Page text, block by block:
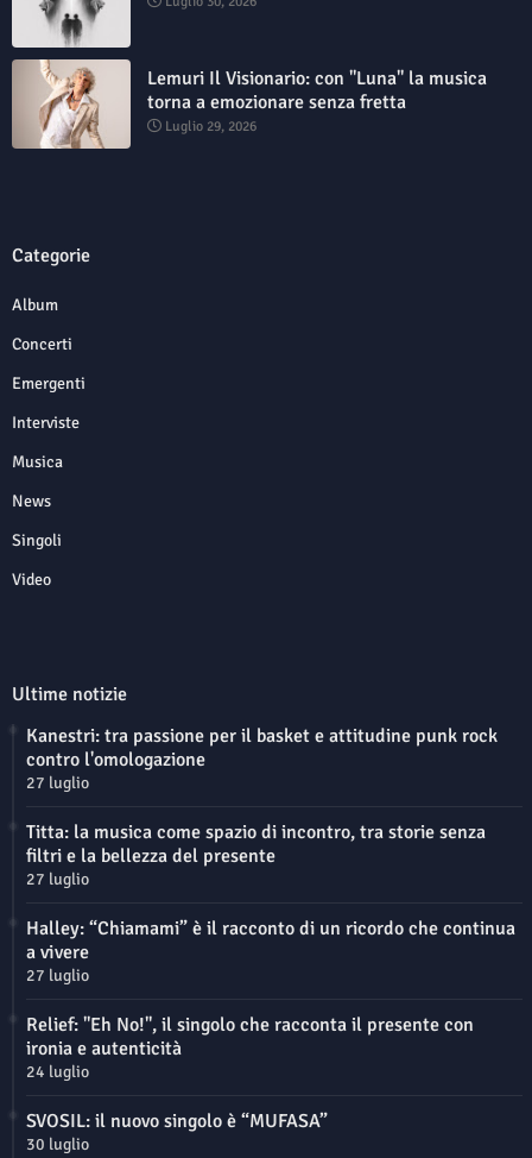
Lemuri Il Visionario: con "Luna" la musica
torna a emozionare senza fretta
Luglio 29, 2026
Categorie
Album
Concerti
Emergenti
Interviste
Musica
News
Singoli
Video
Ultime notizie
Kanestri: tra passione per il basket e attitudine punk rock
contro l'omologazione
27 luglio
Titta: la musica come spazio di incontro, tra storie senza
filtri e la bellezza del presente
27 luglio
Halley: “Chiamami” è il racconto di un ricordo che continua
a vivere
27 luglio
Relief: "Eh No!", il singolo che racconta il presente con
ironia e autenticità
24 luglio
SVOSIL: il nuovo singolo è “MUFASA”
30 luglio